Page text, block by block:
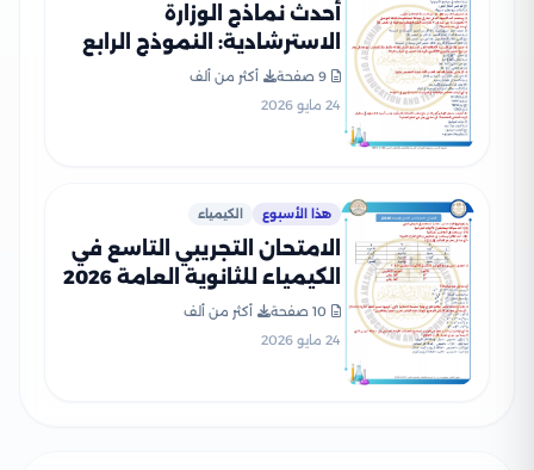
أحدث نماذج الوزارة
الاسترشادية: النموذج الرابع
في الكيمياء للثانوية العامة
2026
9 صفحة
أكثر من ألف
24 مايو 2026
هذا الأسبوع الكيمياء
الامتحان التجريبي التاسع في
الكيمياء للثانوية العامة 2026
من توجيه الكيمياء
10 صفحة
أكثر من ألف
24 مايو 2026